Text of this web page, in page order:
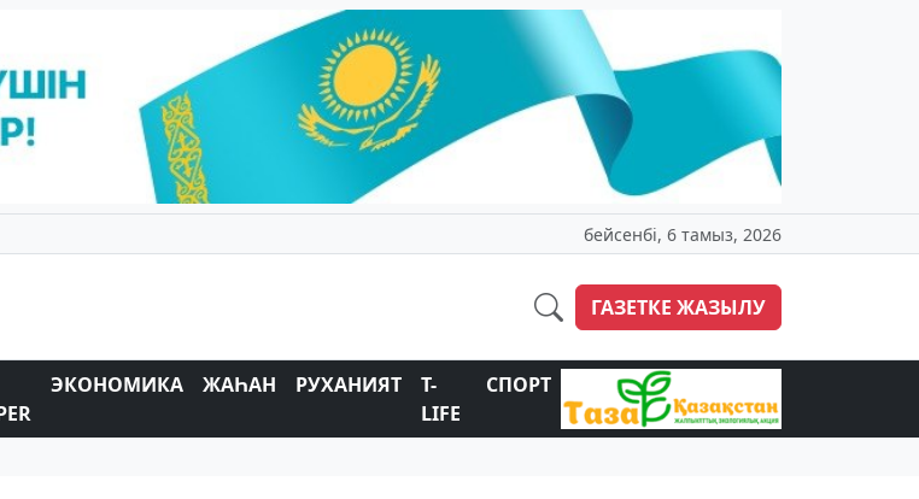
бейсенбі, 6 тамыз, 2026
ГАЗЕТКЕ ЖАЗЫЛУ
ЭКОНОМИКА ЖАҺАН РУХАНИЯТ
T-
LIFE
СПОРТ